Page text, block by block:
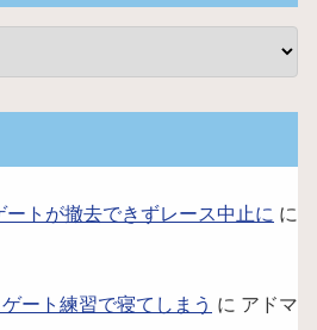
トが撤去できずレース中止に に
ート練習で寝てしまう に アドマ